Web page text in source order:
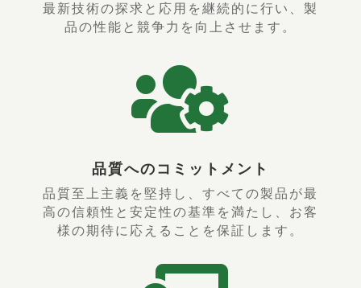
最新技術の探求と応用を継続的に行い、製
品の性能と競争力を向上させます。

品質へのコミットメント
品質至上主義を堅持し、すべての製品が最
高の信頼性と安定性の基準を満たし、お客
様の期待に応えることを保証します。